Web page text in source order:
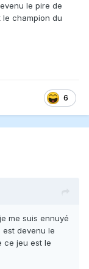
le pire de
champion du
6
me suis ennuyé
devenu le
ce jeu est le